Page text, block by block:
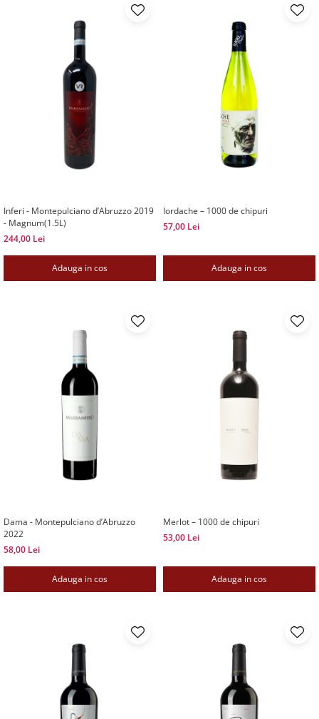
Inferi - Montepulciano d’Abruzzo 2019
- Magnum(1.5L)
244,00 Lei
Adauga in cos
Iordache – 1000 de chipuri
57,00 Lei
Adauga in cos
Dama - Montepulciano d’Abruzzo
2022
58,00 Lei
Adauga in cos
Merlot – 1000 de chipuri
53,00 Lei
Adauga in cos